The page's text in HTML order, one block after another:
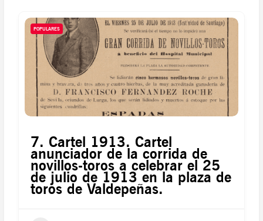
POPULARES
7. Cartel 1913. Cartel
anunciador de la corrida de
novillos-toros a celebrar el 25
de julio de 1913 en la plaza de
toros de Valdepeñas.